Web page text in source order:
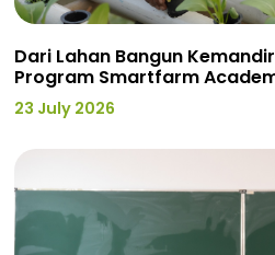
Dari Lahan Bangun
Program Smartfarm
23 July 2026